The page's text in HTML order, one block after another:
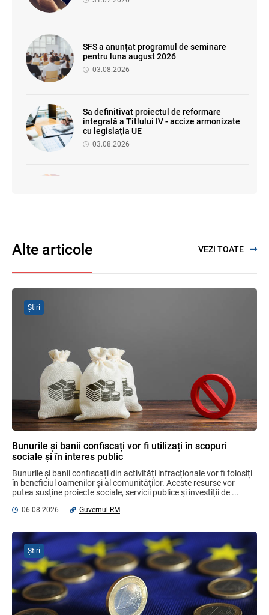
SFS a anunțat programul de seminare
pentru luna august 2026
03.08.2026
Sa definitivat proiectul de reformare
integrală a Titlului IV - accize armonizate
cu legislația UE
03.08.2026
Facilități fiscale pentru Proiectul
regulamentul de aplicare
31.07.2026
Garanția financiară pentru refacerea
mediului la exploatarea resurselor
minerale
04.08.2026
Domenii supuse controalelor fiscale
operative în luna august 2026
05.08.2026 Serviciul Fiscal de Stat
auditorilor interni în procesul de aliniere
la standardele internaționale și bunele
practici
04.08.2026 Ministerul Finanțelor
Gala Financiară 2026 – solicitare de
Alte articole VEZI TOATE
Bunurile și banii confiscați vor fi utilizați în scopuri
sociale și în interes public
Bunurile și banii confiscați din activități infracționale vor fi folosiți
în beneficiul oamenilor și al comunităților. Aceste resurse vor
putea susține proiecte sociale, servicii publice și investiții de ...
06.08.2026 Guvernul RM
Știri
Știri